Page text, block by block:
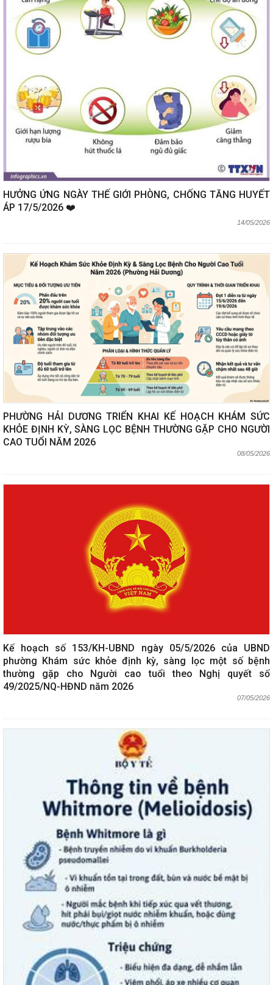
HƯỞNG ỨNG NGÀY THẾ GIỚI PHÒNG, CHỐNG TĂNG HUYẾT
ÁP 17/5/2026 ❤️
14/05/2026
PHƯỜNG HẢI DƯƠNG TRIỂN KHAI KẾ HOẠCH KHÁM SỨC
KHỎE ĐỊNH KỲ, SÀNG LỌC BỆNH THƯỜNG GẶP CHO NGƯỜI
CAO TUỔI NĂM 2026
08/05/2026
Kế hoạch số 153/KH-UBND ngày 05/5/2026 của UBND
phường Khám sức khỏe định kỳ, sàng lọc một số bệnh
thường gặp cho Người cao tuổi theo Nghị quyết số
49/2025/NQ-HĐND năm 2026
07/05/2026